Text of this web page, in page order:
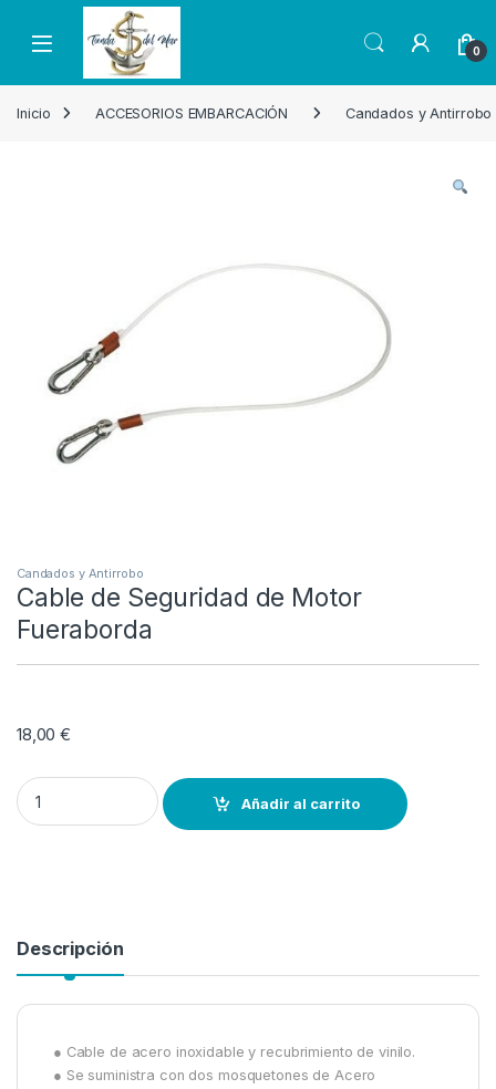
Skip to navigation
Skip to content
Open 0
Inicio ACCESORIOS EMBARCACIÓN Candados y Antirrobo
Candados y Antirrobo
Cable de Seguridad de Motor
Fueraborda
18,00€
Cable de Seguridad de Motor Fueraborda quantity
Añadir al carrito
Descripción
● Cable de acero inoxidable y recubrimiento de vinilo.
● Se suministra con dos mosquetones de Acero